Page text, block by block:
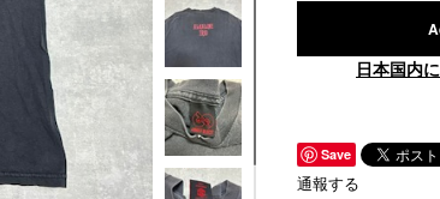
日本国内
Save
通報する